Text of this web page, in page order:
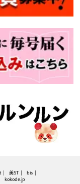
美ST
bis
kokode.jp